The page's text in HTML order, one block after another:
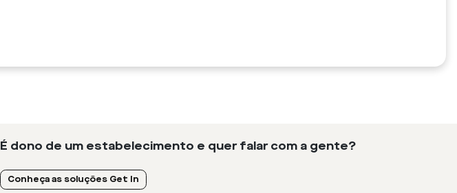
É dono de um estabelecimento e quer falar com a gente?
Conheça as soluções Get In